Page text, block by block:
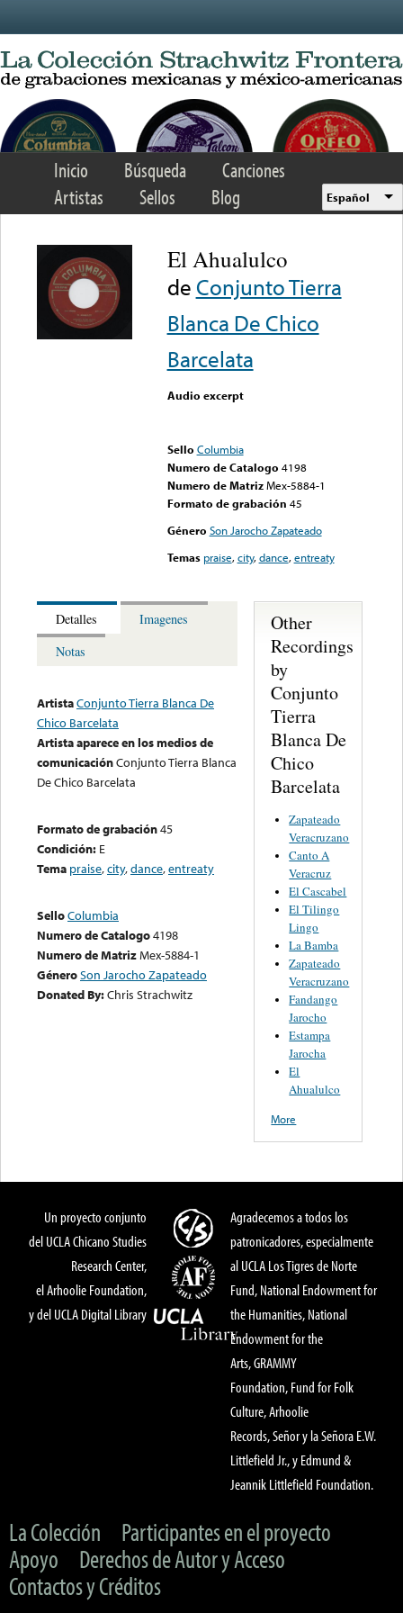
Inicio Búsqueda
Canciones
Artistas
Sellos Blog Español
El Ahualulco
de Conjunto Tierra
Blanca De Chico
Barcelata
Audio excerpt
Sello Columbia
Numero de Catalogo 4198
Numero de Matriz Mex-5884-1
Formato de grabación 45
Género Son Jarocho Zapateado
Temas praise,city,dance,entreaty
Detalles
Imagenes
Notas
ArtistaConjunto Tierra Blanca De
Chico Barcelata
Artista aparece en los medios de
comunicaciónConjunto Tierra Blanca
De Chico Barcelata
Formato de grabación45
Condición: E
Tema praise,city,dance,entreaty
SelloColumbia
Numero de Catalogo4198
Numero de MatrizMex-5884-1
GéneroSon Jarocho Zapateado
Donated By:Chris Strachwitz
Other
Recordings
by
Conjunto
Tierra
Blanca De
Chico
Barcelata
Zapateado
Veracruzano
Canto A
Veracruz
El Cascabel
El Tilingo
Lingo
La Bamba
Zapateado
Veracruzano
Fandango
Jarocho
Estampa
Jarocha
El
Ahualulco
More
Un proyecto conjunto
del UCLA Chicano Studies
Research Center,
el Arhoolie Foundation,
y del UCLA Digital Library
Agradecemos a todos los
patronicadores, especialmente
al UCLA Los Tigres de Norte
Fund, National Endowment for
the Humanities, National
Endowment for the
Arts, GRAMMY
Foundation, Fund for Folk
Culture, Arhoolie
Records, Señor y la Señora E.W.
Littlefield Jr., y Edmund &
Jeannik Littlefield Foundation.
La Colección
Participantes en el proyecto
Apoyo
Derechos de Autor y Acceso
Contactos y Créditos